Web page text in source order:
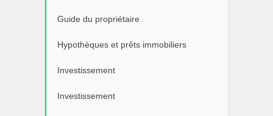
Guide du propriétaire
Hypothèques et prêts immobiliers
Investissement
Investissement